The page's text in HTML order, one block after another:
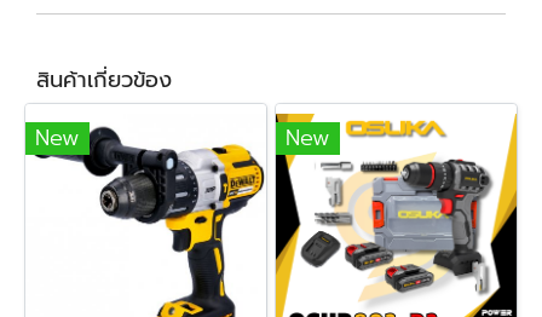
สินค้าเกี่ยวข้อง
New
New